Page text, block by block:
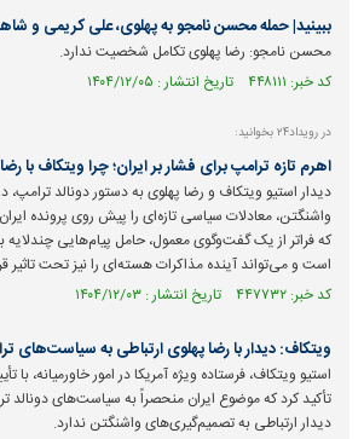
ببینید| حمله محسن نامجو به پهلوی، علی کریمی و
محسن نامجو: رضا پهلوی تکامل شخصیت ندارد.
کد خبر: ۴۴۸۱۱۱ تاریخ انتشار : ۱۴۰۴/۱۲/۰۵
در رویداد۲۴ بخوانید:
اهرم تازه ترامپ برای فشار بر ایران؛ چرا ویتکاف با
دیدار استیو ویتکاف و رضا پهلوی به دستور دونالد
واشنگتن، معادلات سیاسی تازه‌ای را پیش روی پرونده
که فراتر از یک گفت‌وگوی معمول، حامل پیام‌هایی چندلایه
است و می‌تواند آینده مذاکرات هسته‌ای را نیز تحت تاثیر
کد خبر: ۴۴۷۷۳۲ تاریخ انتشار : ۱۴۰۴/۱۲/۰۳
ویتکاف: دیدار با رضا پهلوی ارتباطی به سیاست‌های
استیو ویتکاف، فرستاده ویژه آمریکا در امور خاورمیانه، با
تأکید کرد که موضوع ایران منحصراً به سیاست‌های
دیدار ارتباطی به تصمیم‌گیری‌های واشنگتن ندارد.